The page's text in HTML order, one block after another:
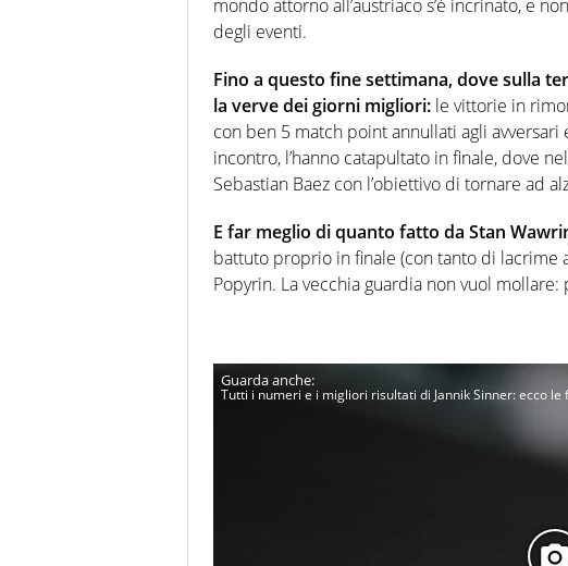
mondo attorno all’austriaco s’è incrinato, e
degli eventi.
Fino a questo fine settimana, dove sulla
la verve dei giorni migliori: le vittorie in
con ben 5 match point annullati agli
incontro, l’hanno catapultato in finale, dove
Sebastian Baez con l’obiettivo di tornare ad
E far meglio di quanto fatto da Stan
battuto proprio in finale (con tanto di lacrime
Popyrin. La vecchia guardia non vuol
Tutti i numeri e i migliori risultati di Jannik Sinner: ecco le